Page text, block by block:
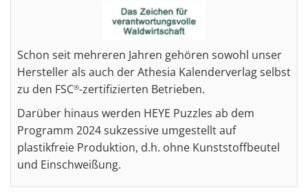
Schon seit mehreren Jahren gehören sowohl unser
Hersteller als auch der Athesia Kalenderverlag selbst
zu den FSC®-zertifizierten Betrieben.
Darüber hinaus werden HEYE Puzzles ab dem
Programm 2024 sukzessive umgestellt auf
plastikfreie Produktion, d.h. ohne Kunststoffbeutel
und Einschweißung.